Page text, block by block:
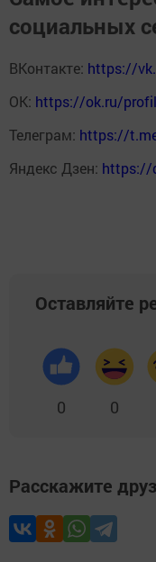
социальных
ВКонтакте: https://
ОК: https://ok.ru/
Телеграм: https://
Яндекс Дзен: https://
Оставляйте
0 0
Расскажите